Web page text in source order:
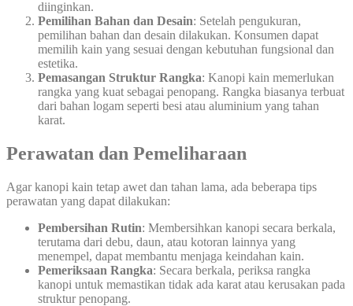
diinginkan.
Pemilihan Bahan dan Desain: Setelah pengukuran,
pemilihan bahan dan desain dilakukan. Konsumen dapat
memilih kain yang sesuai dengan kebutuhan fungsional dan
estetika.
Pemasangan Struktur Rangka: Kanopi kain memerlukan
rangka yang kuat sebagai penopang. Rangka biasanya terbuat
dari bahan logam seperti besi atau aluminium yang tahan
karat.
Perawatan dan Pemeliharaan
Agar kanopi kain tetap awet dan tahan lama, ada beberapa tips
perawatan yang dapat dilakukan:
Pembersihan Rutin: Membersihkan kanopi secara berkala,
terutama dari debu, daun, atau kotoran lainnya yang
menempel, dapat membantu menjaga keindahan kain.
Pemeriksaan Rangka: Secara berkala, periksa rangka
kanopi untuk memastikan tidak ada karat atau kerusakan pada
struktur penopang.